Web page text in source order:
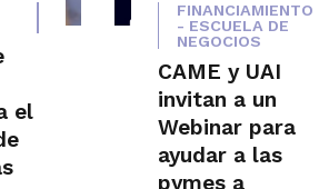
el
FINANCIAMIENTO
- ESCUELA DE
NEGOCIOS
CAME y UAI
invitan a un
Webinar para
ayudar a las
pymes a